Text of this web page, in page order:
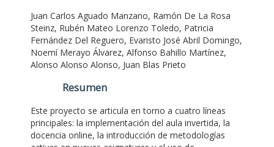
Juan Carlos Aguado Manzano, Ramón De La Rosa
Steinz, Rubén Mateo Lorenzo Toledo, Patricia
Fernández Del Reguero, Evaristo José Abril Domingo,
Noemí Merayo Álvarez, Alfonso Bahillo Martínez,
Alonso Alonso Alonso, Juan Blas Prieto
Resumen
Este proyecto se articula en torno a cuatro líneas
principales: la implementación del aula invertida, la
docencia online, la introducción de metodologías